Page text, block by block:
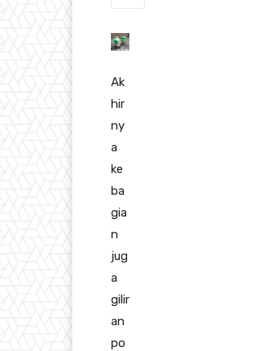
Ak
hir
ny
a
ke
ba
gia
n
jug
a
gilir
an
po